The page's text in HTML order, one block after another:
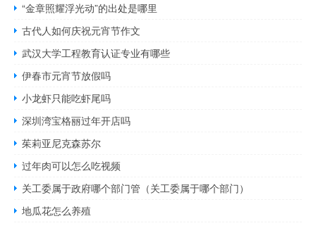
“金章照耀浮光动”的出处是哪里
古代人如何庆祝元宵节作文
武汉大学工程教育认证专业有哪些
伊春市元宵节放假吗
小龙虾只能吃虾尾吗
深圳湾宝格丽过年开店吗
茱莉亚尼克森苏尔
过年肉可以怎么吃视频
关工委属于政府哪个部门管（关工委属于哪个部门）
地瓜花怎么养殖